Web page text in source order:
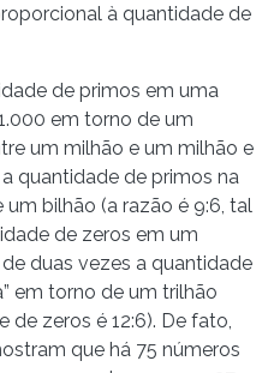
à quantidade de
de primos em uma
em torno de um
um milhão e um milhão e
quantidade de primos na
um bilhão (a razão é 9:6, tal
de zeros em um
duas vezes a quantidade
em torno de um trilhão
zeros é 12:6). De fato,
que há 75 números